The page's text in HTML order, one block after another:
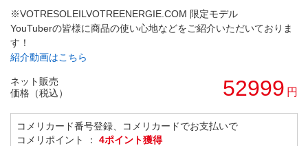
※VOTRESOLEILVOTREENERGIE.COM 限定モデル
YouTuberの皆様に商品の使い心地などをご紹介いただいておりま
す！
紹介動画はこちら
ネット販売
価格（税込）
52999 円
コメリカード番号登録、コメリカードでお支払いで
コメリポイント ： 4ポイント獲得